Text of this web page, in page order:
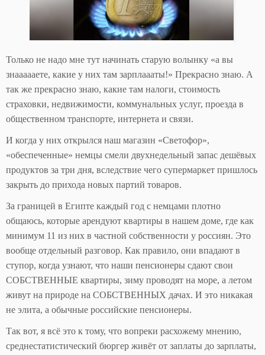
Только не надо мне тут начинать старую волынку «а вы
знаааааете, какие у них там зарплаааты!» Прекрасно знаю. А
так же прекрасно знаю, какие там налоги, стоимость
страховки, недвижимости, коммунальных услуг, проезда в
общественном транспорте, интернета и связи.
И когда у них открылся наш магазин «Светофор»,
«обеспеченные» немцы смели двухнедельный запас дешёвых
продуктов за три дня, вследствие чего супермаркет пришлось
закрыть до прихода новых партий товаров.
За границей в Египте каждый год с немцами плотно
общаюсь, которые арендуют квартиры в нашем доме, где как
минимум 11 из них в частной собственности у россиян. Это
вообще отдельный разговор. Как правило, они впадают в
ступор, когда узнают, что наши пенсионеры сдают свои
СОБСТВЕННЫЕ квартиры, зиму проводят на море, а летом
живут на природе на СОБСТВЕННЫХ дачах. И это никакая
не элита, а обычные российские пенсионеры.
Так вот, я всё это к тому, что вопреки расхожему мнению,
среднестатистический бюргер живёт от заплаты до зарплаты,